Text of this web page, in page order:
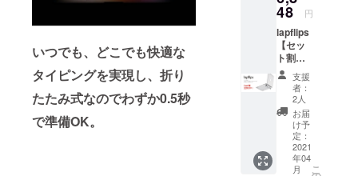
いつでも、どこでも快適な
タイピングを実現し、折り
たたみ式なのでわずか0.5秒
で準備OK。
下さ
い。
48 円
lapflips
【セッ
ト割
20%OF
F】 *
CAMPF
IRE限定
価格 *
税・送
料込み
〈内
容〉
支援
者：
2人
お届
け予
定：
2021
年04
月
こ